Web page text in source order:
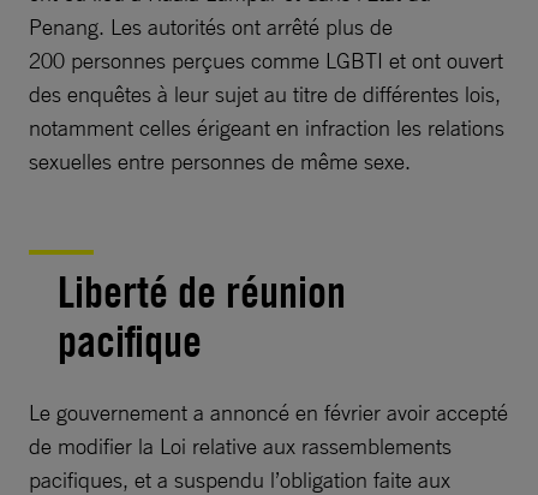
Penang. Les autorités ont arrêté plus de
200 personnes perçues comme LGBTI et ont ouvert
des enquêtes à leur sujet au titre de différentes lois,
notamment celles érigeant en infraction les relations
sexuelles entre personnes de même sexe.
Liberté de réunion
pacifique
Le gouvernement a annoncé en février avoir accepté
de modifier la Loi relative aux rassemblements
pacifiques, et a suspendu l’obligation faite aux